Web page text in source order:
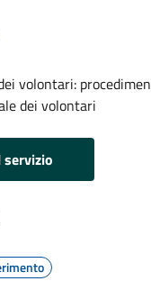
volontari:
dei volontari
servizio